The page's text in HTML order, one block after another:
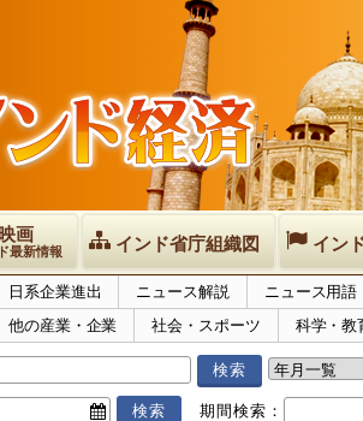
画
最新情報 インド省庁組織図 イン
日系企業進出 ニュース解説 ニュース用語
他の産業・企業
社会・スポーツ 科学・教
期間検索：